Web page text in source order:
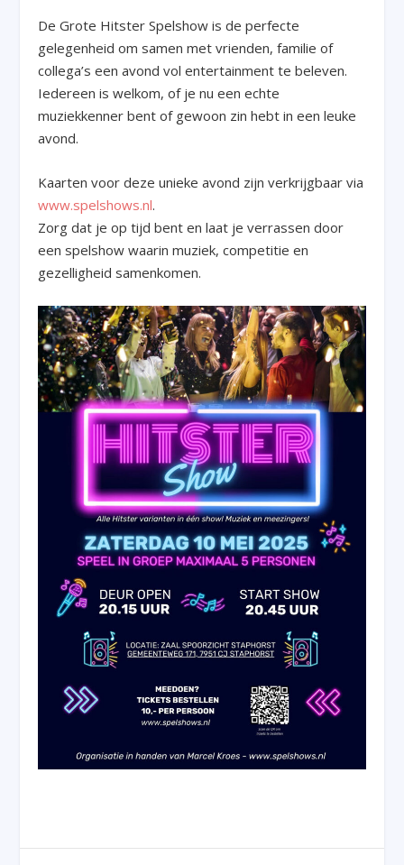
De Grote Hitster Spelshow is de perfecte
gelegenheid om samen met vrienden, familie of
collega’s een avond vol entertainment te beleven.
Iedereen is welkom, of je nu een echte
muziekkenner bent of gewoon zin hebt in een leuke
avond.
Kaarten voor deze unieke avond zijn verkrijgbaar via
www.spelshows.nl.
Zorg dat je op tijd bent en laat je verrassen door
een spelshow waarin muziek, competitie en
gezelligheid samenkomen.